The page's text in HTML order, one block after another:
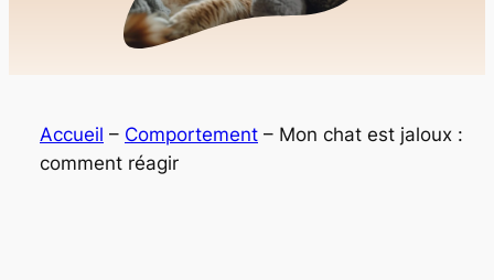
Accueil – Comportement – Mon chat est jaloux :
comment réagir